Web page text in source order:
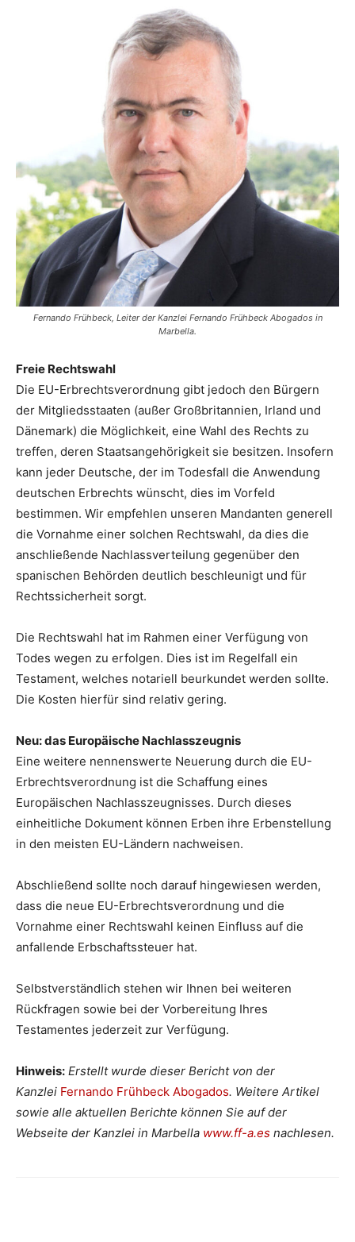
Fernando Frühbeck, Leiter der Kanzlei Fernando Frühbeck Abogados in
Marbella.
Freie Rechtswahl
Die EU-Erbrechtsverordnung gibt jedoch den Bürgern
der Mitgliedsstaaten (außer Großbritannien, Irland und
Dänemark) die Möglichkeit, eine Wahl des Rechts zu
treffen, deren Staatsangehörigkeit sie besitzen. Insofern
kann jeder Deutsche, der im Todesfall die Anwendung
deutschen Erbrechts wünscht, dies im Vorfeld
bestimmen. Wir empfehlen unseren Mandanten generell
die Vornahme einer solchen Rechtswahl, da dies die
anschließende Nachlassverteilung gegenüber den
spanischen Behörden deutlich beschleunigt und für
Rechtssicherheit sorgt.
Die Rechtswahl hat im Rahmen einer Verfügung von
Todes wegen zu erfolgen. Dies ist im Regelfall ein
Testament, welches notariell beurkundet werden sollte.
Die Kosten hierfür sind relativ gering.
Neu: das Europäische Nachlasszeugnis
Eine weitere nennenswerte Neuerung durch die EU-
Erbrechtsverordnung ist die Schaffung eines
Europäischen Nachlasszeugnisses. Durch dieses
einheitliche Dokument können Erben ihre Erbenstellung
in den meisten EU-Ländern nachweisen.
Abschließend sollte noch darauf hingewiesen werden,
dass die neue EU-Erbrechtsverordnung und die
Vornahme einer Rechtswahl keinen Einfluss auf die
anfallende Erbschaftssteuer hat.
Selbstverständlich stehen wir Ihnen bei weiteren
Rückfragen sowie bei der Vorbereitung Ihres
Testamentes jederzeit zur Verfügung.
Hinweis: Erstellt wurde dieser Bericht von der
Kanzlei Fernando Frühbeck Abogados. Weitere Artikel
sowie alle aktuellen Berichte können Sie auf der
Webseite der Kanzlei in Marbella www.ff-a.es nachlesen.